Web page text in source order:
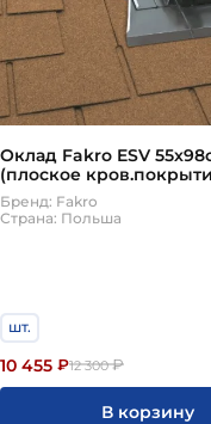
Оклад Fakro ESV
(плоское
мансардных окон
Бренд: Fakro
Страна: Польша
шт.
10 455 ₽12 300₽
В корзину